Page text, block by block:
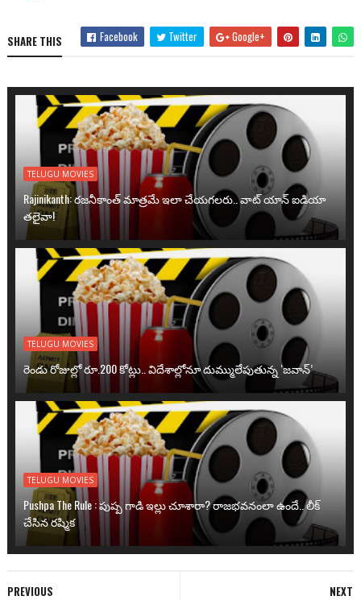
SHARE THIS Facebook Twitter Google+
TELUGU MOVIES
Rajinikanth: రజనీకాంత్ మాత్రమే ఇలా చేయగలరు.. వాట్ యాన్ ఐడియా
తలైవా!
TELUGU MOVIES
రెండు రోజుల్లో రూ.200 కోట్లు.. విదేశాల్లోనూ దుమ్ములేపుతున్న ‘జవాన్’
TELUGU MOVIES
Pushpa The Rule : పుష్ప గాడి ఇల్లు చూశారా? రాజభవనంలా ఉందే.. లీక్
చేసిన రష్మిక
NEXT
PREVIOUS